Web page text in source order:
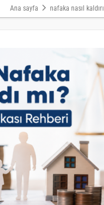
Ana sayfa nafaka nasıl